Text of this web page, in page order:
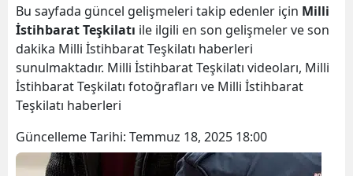
Bu sayfada güncel gelişmeleri takip edenler için Milli
İstihbarat Teşkilatı ile ilgili en son gelişmeler ve son
dakika Milli İstihbarat Teşkilatı haberleri
sunulmaktadır. Milli İstihbarat Teşkilatı videoları, Milli
İstihbarat Teşkilatı fotoğrafları ve Milli İstihbarat
Teşkilatı haberleri
Güncelleme Tarihi: Temmuz 18, 2025 18:00